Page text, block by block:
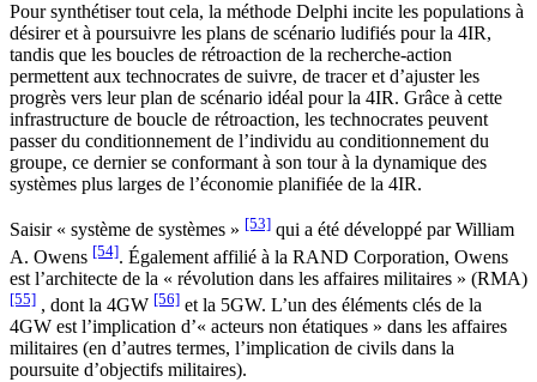
Pour synthétiser tout cela, la méthode Delphi incite les populations à
désirer et à poursuivre les plans de scénario ludifiés pour la 4IR,
tandis que les boucles de rétroaction de la recherche-action
permettent aux technocrates de suivre, de tracer et d’ajuster les
progrès vers leur plan de scénario idéal pour la 4IR. Grâce à cette
infrastructure de boucle de rétroaction, les technocrates peuvent
passer du conditionnement de l’individu au conditionnement du
groupe, ce dernier se conformant à son tour à la dynamique des
systèmes plus larges de l’économie planifiée de la 4IR.
Saisir « système de systèmes » [53] qui a été développé par William
A. Owens [54]. Également affilié à la RAND Corporation, Owens
est l’architecte de la « révolution dans les affaires militaires » (RMA)
[55] , dont la 4GW [56] et la 5GW. L’un des éléments clés de la
4GW est l’implication d’« acteurs non étatiques » dans les affaires
militaires (en d’autres termes, l’implication de civils dans la
poursuite d’objectifs militaires).